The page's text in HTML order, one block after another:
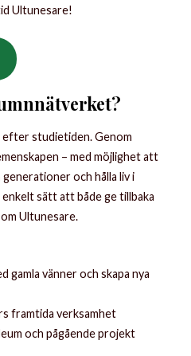
Ultunesare!
efter studietiden. Genom
– med möjlighet att
och hålla liv i
sätt att både ge tillbaka
Ultunesare.
gamla vänner och skapa nya
framtida verksamhet
och pågående projekt